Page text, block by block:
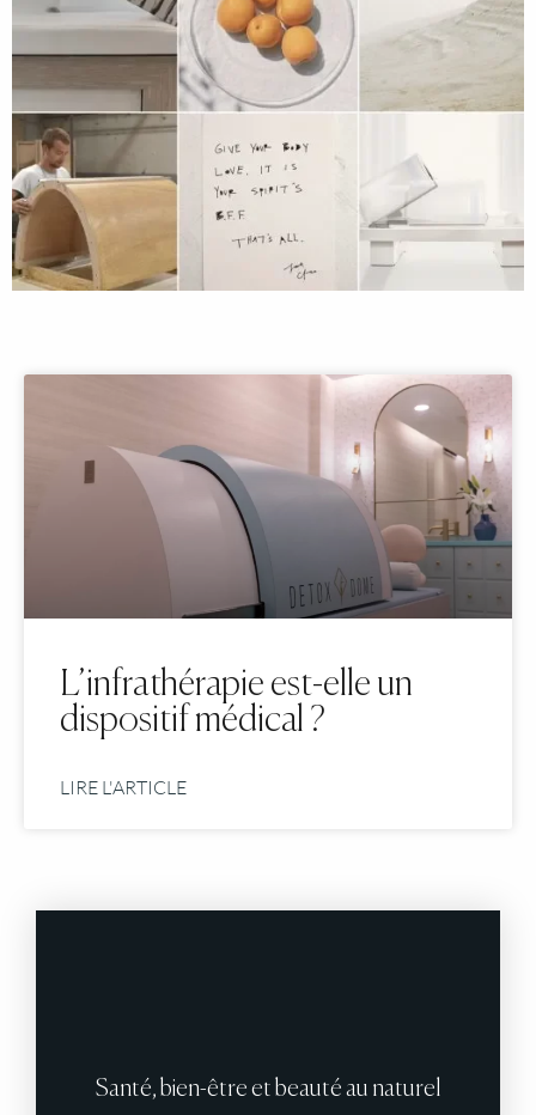
L’infrathérapie est-elle un
dispositif médical ?
LIRE L'ARTICLE
Santé, bien-être et beauté au naturel